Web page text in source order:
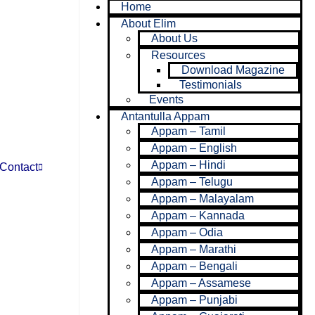
Contact
0
DONATE
NOW
Home
About Elim
About Us
Resources
Download Magazine
Testimonials
Events
Antantulla Appam
Appam – Tamil
Appam – English
Appam – Hindi
Appam – Telugu
Appam – Malayalam
Appam – Kannada
Appam – Odia
Appam – Marathi
Appam – Bengali
Appam – Assamese
Appam – Punjabi